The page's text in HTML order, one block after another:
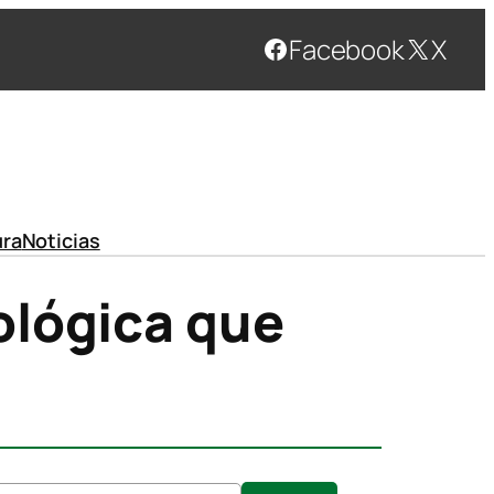
Facebook X
Noticias
que